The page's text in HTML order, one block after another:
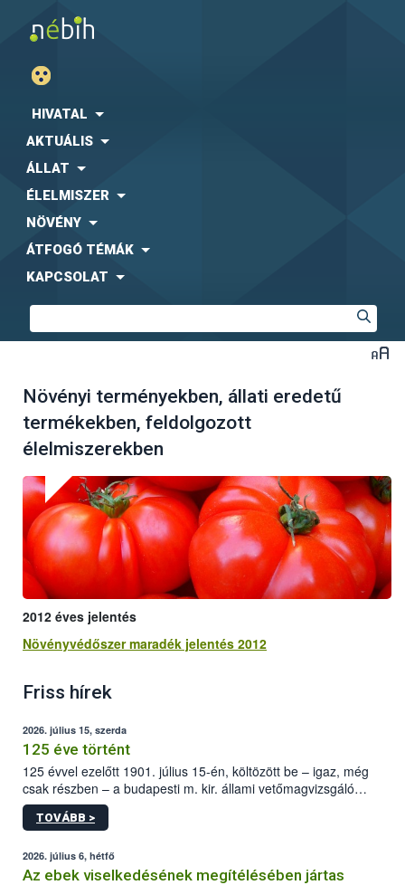
HIVATAL
AKTUÁLIS
ÁLLAT
ÉLELMISZER
NÖVÉNY
ÁTFOGÓ TÉMÁK
KAPCSOLAT
Növényi terményekben, állati eredetű
termékekben, feldolgozott
élelmiszerekben
2012 éves jelentés
Növényvédőszer maradék jelentés 2012
Friss hírek
2026. július 15, szerda
125 éve történt
125 évvel ezelőtt 1901. július 15-én, költözött be – igaz, még
csak részben – a budapesti m. kir. állami vetőmagvizsgáló
állomás a Kis Rókus utca 15. szám alatti, Czigler Győző által
tervezett új épületébe.
TOVÁBB >
2026. július 6, hétfő
Az ebek viselkedésének megítélésében jártas